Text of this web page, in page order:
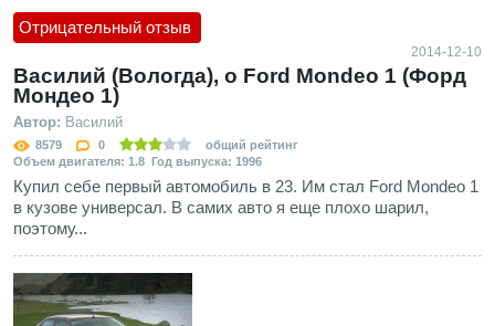
Отрицательный отзыв
2014-12-10
Василий (Вологда), о Ford Mondeo 1 (Форд
Мондео 1)
Автор: Василий
8579 0
общий рейтинг
Объем двигателя: 1.8 Год выпуска: 1996
Купил себе первый автомобиль в 23. Им стал Ford Mondeo 1
в кузове универсал. В самих авто я еще плохо шарил,
поэтому...